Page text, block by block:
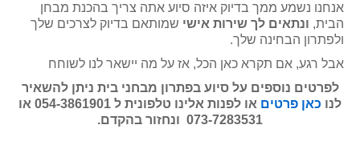
אנחנו נשמע ממך בדיוק איזה סיוע אתה צריך בהכנת מבחן
הבית, ונתאים לך שירות אישי שמותאם בדיוק לצרכים שלך
ולפתרון הבחינה שלך.
אבל רגע, אם תקרא כאן הכל, אז על מה יישאר לנו לשוחח
לפרטים נוספים על סיוע בפתרון מבחני בית ניתן להשאיר
לנו כאן פרטים
או לפנות אלינו טלפונית ל 054-3861901 או
073-7283531 ונחזור בהקדם.